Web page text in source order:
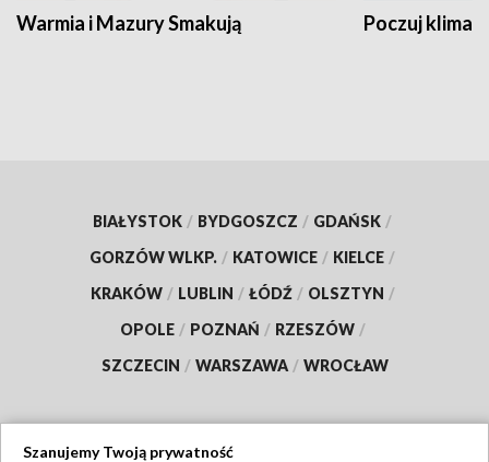
Warmia i Mazury Smakują Poczuj klimat
BIAŁYSTOK / BYDGOSZCZ / GDAŃSK /
GORZÓW WLKP. / KATOWICE / KIELCE /
KRAKÓW / LUBLIN / ŁÓDŹ / OLSZTYN /
OPOLE / POZNAŃ / RZESZÓW /
SZCZECIN / WARSZAWA / WROCŁAW
Szanujemy Twoją prywatność